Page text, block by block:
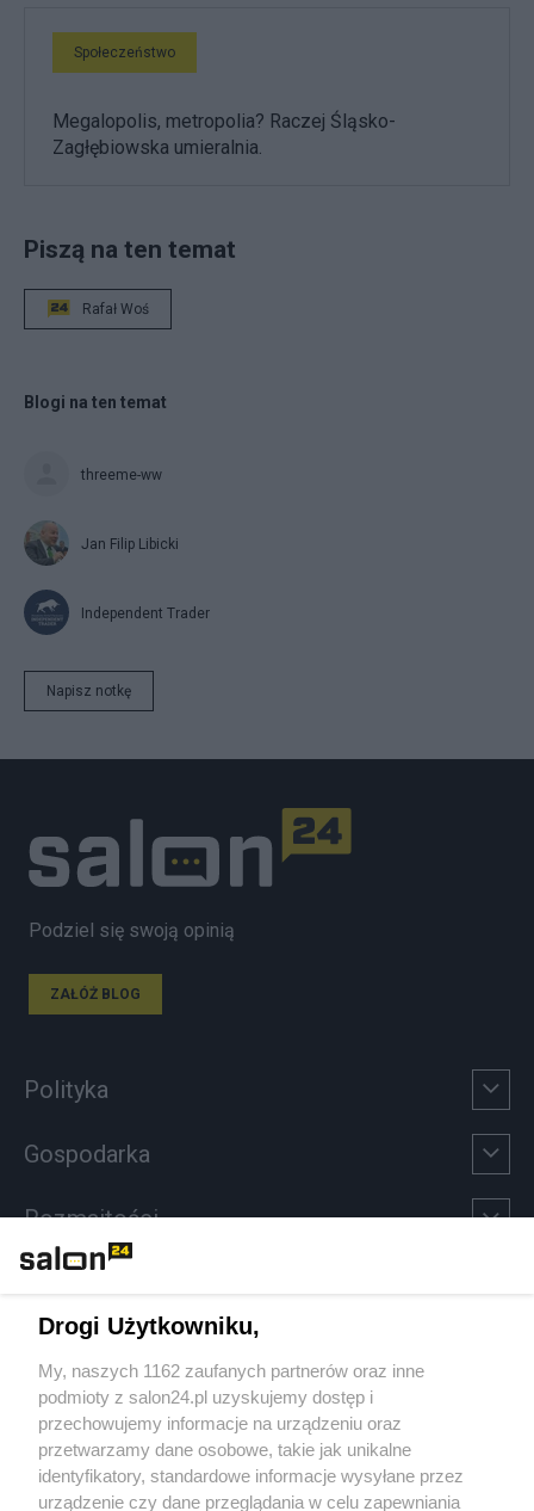
Społeczeństwo
Megalopolis, metropolia? Raczej Śląsko-
Zagłębiowska umieralnia.
Piszą na ten temat
Rafał Woś
Blogi na ten temat
threeme-ww
Jan Filip Libicki
Independent Trader
Napisz notkę
Podziel się swoją opinią
ZAŁÓŻ BLOG
Polityka
Gospodarka
Rozmaitości
Sport
Społeczeństwo
Kultura
Drogi Użytkowniku,
My, naszych 1162 zaufanych partnerów oraz inne
podmioty z salon24.pl uzyskujemy dostęp i
przechowujemy informacje na urządzeniu oraz
przetwarzamy dane osobowe, takie jak unikalne
identyfikatory, standardowe informacje wysyłane przez
urządzenie czy dane przeglądania w celu zapewniania